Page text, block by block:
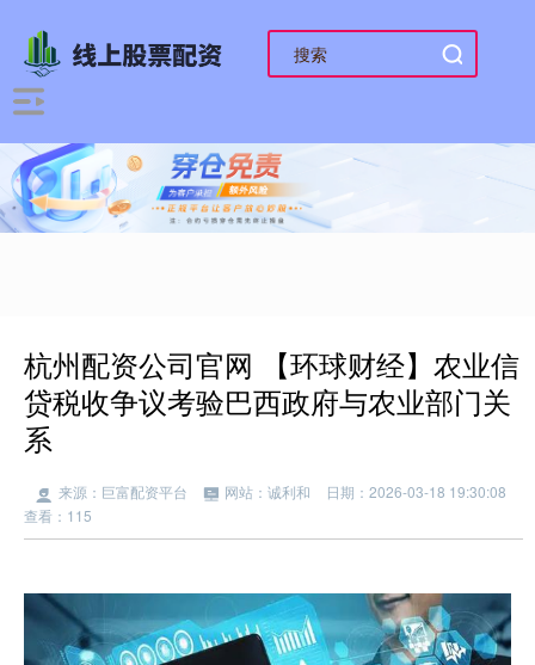
杭州配资公司官网 【环球财经】农业信
贷税收争议考验巴西政府与农业部门关
系
来源：巨富配资平台 网站：诚利和
日期：2026-03-18 19:30:08
查看：115